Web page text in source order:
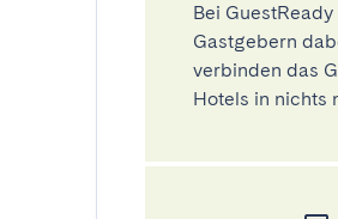
Bei
Gastgebern
verbinden das
Hotels in nichts